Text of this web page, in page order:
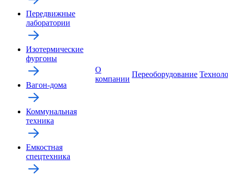
Передвижные
лаборатории
Изотермические
фургоны
Вагон-дома
Коммунальная
техника
Емкостная
спецтехника
О
компании
Переоборудование